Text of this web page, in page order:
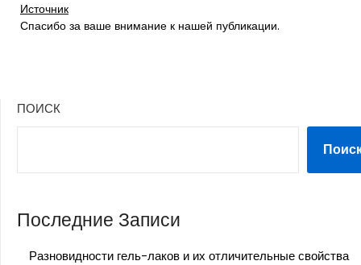
Источник
Спасибо за ваше внимание к нашей публикации.
ПОИСК
Последние Записи
Разновидности гель-лаков и их отличительные свойства